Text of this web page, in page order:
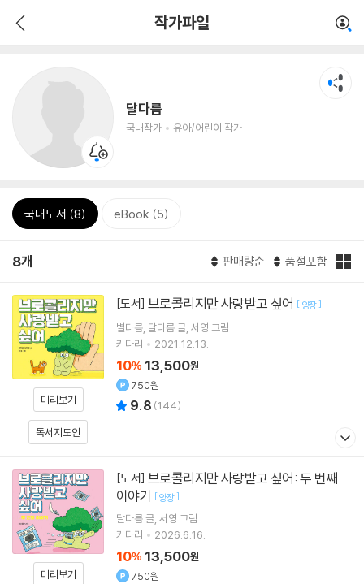
작가파일
달다름
국내작가 유아/어린이 작가
국내도서 (8) eBook (5)
8개 판매량순 품절포함
미리보기
독서지도안
[도서] 브로콜리지만 사랑받고 싶어 [ 양장]
별다름 달다름글 서영 그림
키다리
2021.12.13.
10% 13,500원
750원
9.8 (144)
미리보기
[도서]
이야기 [양장]
달다름글 서영 그림
키다리
2026.6.16.
10% 13,500원
750원